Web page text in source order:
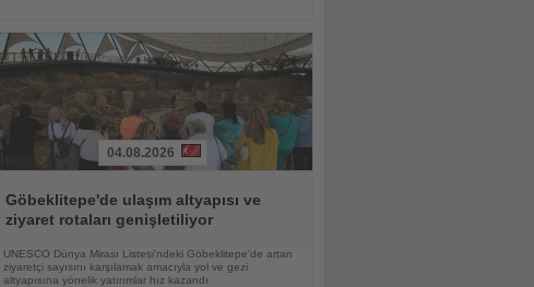
Oku
04.08.2026
Göbeklitepe'de ulaşım altyapısı ve
ziyaret rotaları genişletiliyor
UNESCO Dünya Mirası Listesi'ndeki Göbeklitepe'de artan
ziyaretçi sayısını karşılamak amacıyla yol ve gezi
altyapısına yönelik yatırımlar hız kazandı